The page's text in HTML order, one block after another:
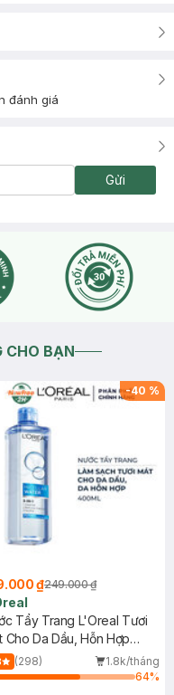
đánh giá
Gửi
CHO BẠN
-40 %
₫249.000 ₫
Tẩy Trang L'Oreal Tươi
Cho Da Dầu, Hỗn Hợp
(298)
1.8k/tháng
64%